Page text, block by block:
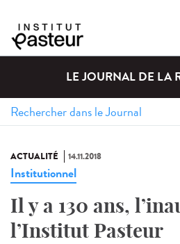
LE JOURNAL DE LA
ACTUALITÉ 14.11.2018
Institutionnel
Il y a 130 ans,
l’Institut Pasteur